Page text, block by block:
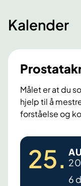
Kalender
Målet er at du
hjelp til å
forståelse og
P
25.
6